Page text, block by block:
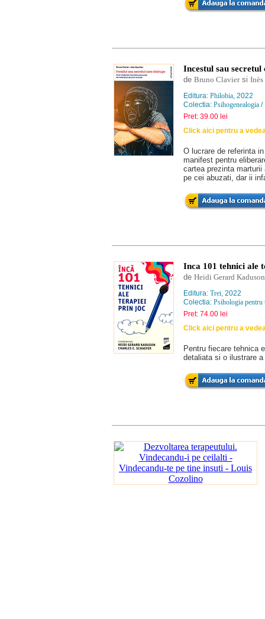
Incestul sau secretul
de Bruno Claviersi
Editura: Philobia, 2022
Colectia: Psihogenealogia /
Pret: 39.00 lei
Click aici pentru a
O lucrare de referinta
manifest pentru
cartea prezinta
pe cei abuzati, dar ii
Inca 101 tehnici ale
de Heidi Gerard Kaduson
Editura: Trei, 2022
Colectia: Psihologia pentru
Pret: 74.00 lei
Click aici pentru a
Pentru fiecare tehnica
detaliata si o ilustrare